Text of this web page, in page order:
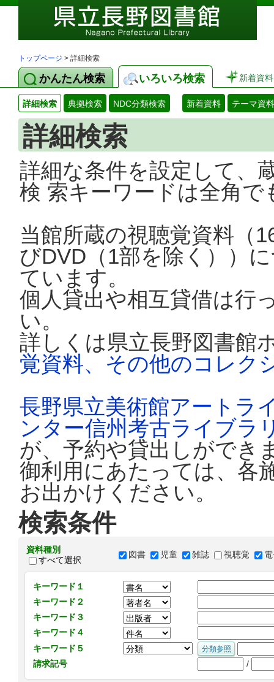
トップページ > 詳細検索
かんたん検索 いろいろ検索 新着資料
詳細検索 典拠検索 NDC分類検索 新着資料 テーマ資料
詳細検索
詳細な条件を設定して、
検 索キーワードは全角
当館所蔵の視聴覚資料（
びDVD（1部を除く））
ています。
個人貸出や相互貸借は行
い。
詳しくは県立長野図書館
覚資料、その他のコレク
長野県立美術館アートラ
ンター信州考古ライブラ
が、予約や貸出しができ
御利用にあたっては、各
お出かけください。
検索条件
資料種別
すべて選択
図書 児童 雑誌 視聴覚
キーワード１
キーワード２
キーワード３
キーワード４
キーワード５
請求記号
/